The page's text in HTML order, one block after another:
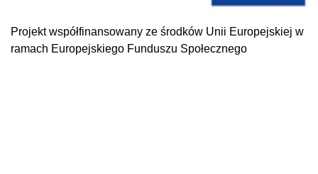
Projekt współfinansowany ze środków Unii Europejskiej w
ramach Europejskiego Funduszu Społecznego